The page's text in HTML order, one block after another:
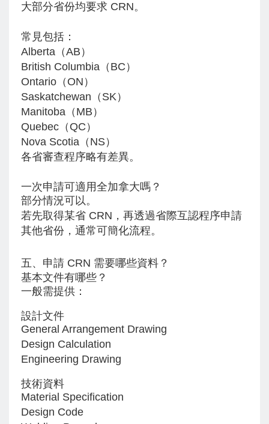
大部分省份均要求 CRN。
常見包括：
Alberta（AB）
British Columbia（BC）
Ontario（ON）
Saskatchewan（SK）
Manitoba（MB）
Quebec（QC）
Nova Scotia（NS）
各省審查程序略有差異。
一次申請可適用全加拿大嗎？
部分情況可以。
若先取得某省 CRN，再透過省際互認程序申請
其他省份，通常可簡化流程。
五、申請 CRN 需要哪些資料？
基本文件有哪些？
一般需提供：
設計文件
General Arrangement Drawing
Design Calculation
Engineering Drawing
技術資料
Material Specification
Design Code